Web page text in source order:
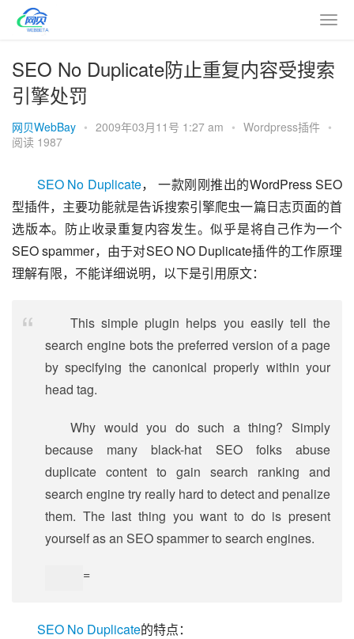
SEO No Duplicate防止重复内容受搜索
引擎处罚
网贝WebBay • 2009年03月11号 1:27 am • Wordpress插件 •
阅读 1987
SEO No Duplicate， 一款刚刚推出的WordPress SEO
型插件，主要功能就是告诉搜索引擎爬虫一篇日志页面的首
选版本。防止收录重复内容发生。似乎是将自己作为一个
SEO spammer，由于对SEO NO Duplicate插件的工作原理
理解有限，不能详细说明，以下是引用原文：
This simple plugin helps you easily tell the
search engine bots the preferred version of a page
by specifying the canonical properly within your
head tag.
Why would you do such a thing? Simply
because many black-hat SEO folks abuse
duplicate content to gain search ranking and
search engine try really hard to detect and penalize
them. The last thing you want to do is present
yourself as an SEO spammer to search engines.
=
SEO No Duplicate的特点：